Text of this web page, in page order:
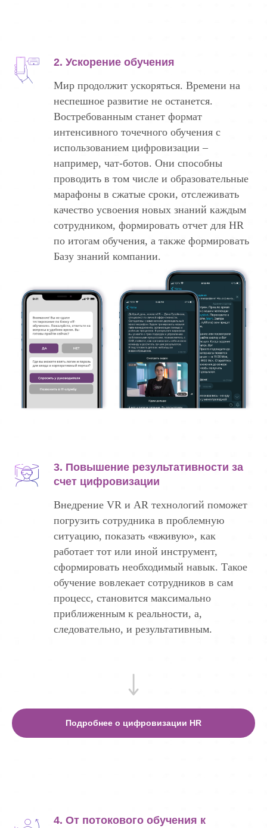
2. Ускорение обучения
Мир продолжит ускоряться. Времени на
неспешное развитие не останется.
Востребованным станет формат
интенсивного точечного обучения с
использованием цифровизации –
например, чат-ботов. Они способны
проводить в том числе и образовательные
марафоны в сжатые сроки, отслеживать
качество усвоения новых знаний каждым
сотрудником, формировать отчет для HR
по итогам обучения, а также формировать
Базу знаний компании.
3. Повышение результативности за
счет цифровизации
Внедрение VR и AR технологий поможет
погрузить сотрудника в проблемную
ситуацию, показать «вживую», как
работает тот или иной инструмент,
сформировать необходимый навык. Такое
обучение вовлекает сотрудников в сам
процесс, становится максимально
приближенным к реальности, а,
следовательно, и результативным.
Подробнее о цифровизации HR
4. От потокового обучения к